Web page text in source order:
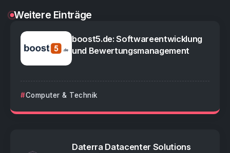
Weitere Einträge
boost5.de: Softwareentwicklung
und Bewertungsmanagement
Computer & Technik
Daterra Datacenter Solutions